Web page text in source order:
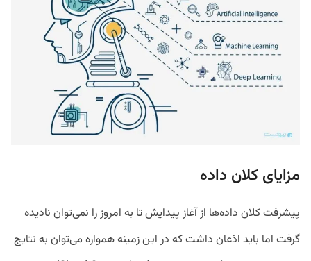
مزایای کلان داده
پیشرفت کلان داده‌ها از آغاز پیدایش تا به امروز را نمی‌توان نا‌دیده
گرفت اما باید اذعان داشت که در این زمینه همواره می‌توان به نتایج